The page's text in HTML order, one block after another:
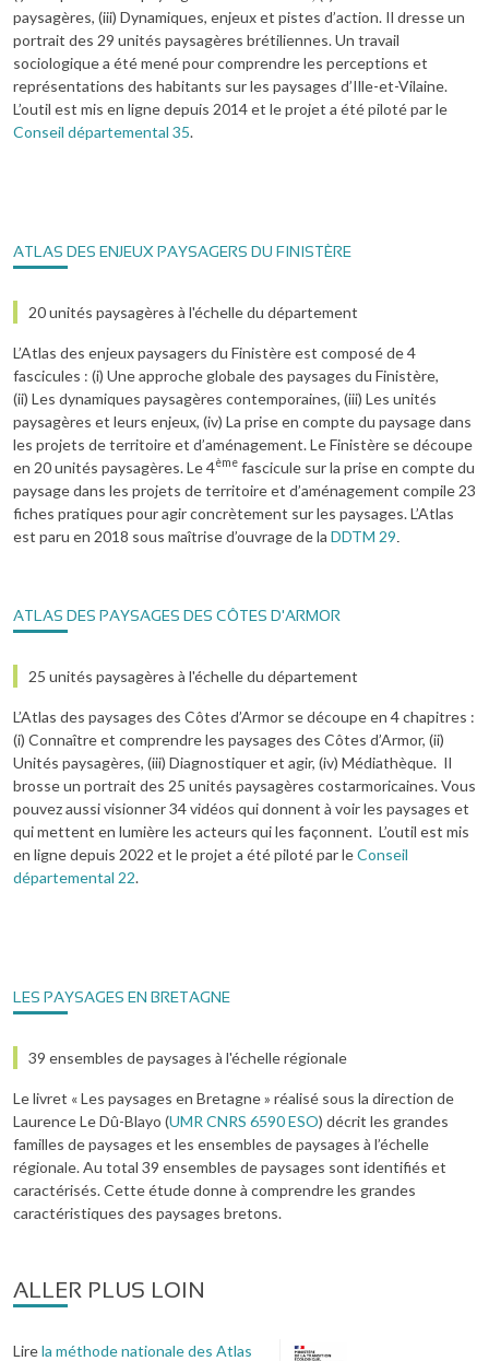
paysagères, (iii) Dynamiques, enjeux et pistes d’action. Il dresse un
portrait des 29 unités paysagères brétiliennes. Un travail
sociologique a été mené pour comprendre les perceptions et
représentations des habitants sur les paysages d’Ille-et-Vilaine.
L’outil est mis en ligne depuis 2014 et le projet a été piloté par le
Conseil départemental 35.
ATLAS DES ENJEUX PAYSAGERS DU FINISTÈRE
20 unités paysagères à l'échelle du département
L’Atlas des enjeux paysagers du Finistère est composé de 4
fascicules : (i) Une approche globale des paysages du Finistère,
(ii) Les dynamiques paysagères contemporaines, (iii) Les unités
paysagères et leurs enjeux, (iv) La prise en compte du paysage dans
les projets de territoire et d’aménagement. Le Finistère se découpe
en 20 unités paysagères. Le 4ème fascicule sur la prise en compte du
paysage dans les projets de territoire et d’aménagement compile 23
fiches pratiques pour agir concrètement sur les paysages. L’Atlas
est paru en 2018 sous maîtrise d’ouvrage de la DDTM 29
ATLAS DES PAYSAGES DES CÔTES D'ARMOR
25 unités paysagères à l'échelle du département
L’Atlas des paysages des Côtes d’Armor se découpe en 4 chapitres :
(i) Connaître et comprendre les paysages des Côtes d’Armor, (ii)
Unités paysagères, (iii) Diagnostiquer et agir, (iv) Médiathèque. Il
brosse un portrait des 25 unités paysagères costarmoricaines. Vous
pouvez aussi visionner 34 vidéos qui donnent à voir les paysages et
qui mettent en lumière les acteurs qui les façonnent. L’outil est mis
en ligne depuis 2022 et le projet a été piloté par leConseil
départemental 22.
LES PAYSAGES EN BRETAGNE
39 ensembles de paysages à l'échelle régionale
Le livret « Les paysages en Bretagne » réalisé sous la direction de
Laurence Le Dû-Blayo (UMR CNRS 6590 ESO) décrit les grandes
familles de paysages et les ensembles de paysages à l’échelle
régionale. Au total 39 ensembles de paysages sont identifiés et
caractérisés. Cette étude donne à comprendre les grandes
caractéristiques des paysages bretons.
ALLER PLUS LOIN
Lirela méthode nationale des Atlas